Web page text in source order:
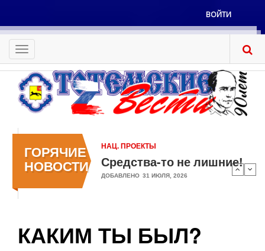
основному
содержанию
Меню
учётной
записи
пользователя
ВОЙТИ
Toggle
navigation
ГОРЯЧИЕ
НОВОСТИ
НАЦ. ПРОЕКТЫ
Средства-то не лишние!
ДОБАВЛЕНО 31 ИЮЛЯ, 2026
КАКИМ ТЫ БЫЛ?